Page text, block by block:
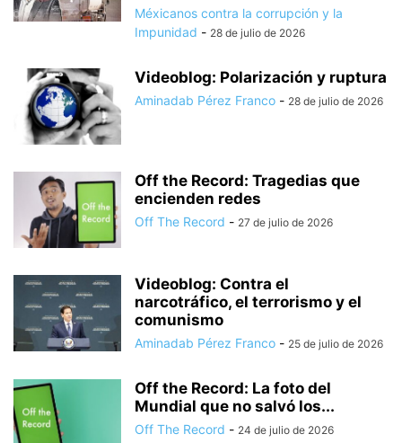
Méxicanos contra la corrupción y la
Impunidad - 28 de julio de 2026
Videoblog: Polarización y ruptura
Aminadab Pérez Franco - 28 de julio de 2026
Off the Record: Tragedias que
encienden redes
Off The Record - 27 de julio de 2026
Videoblog: Contra el
narcotráfico, el terrorismo y el
comunismo
Aminadab Pérez Franco - 25 de julio de 2026
Off the Record: La foto del
Mundial que no salvó los...
Off The Record - 24 de julio de 2026